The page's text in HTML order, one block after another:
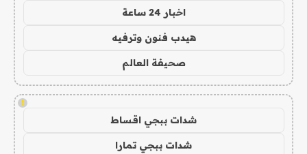
اخبار 24 ساعة
هيدب فنون وترفيه
صحيفة العالم
!
شدات ببجي اقساط
شدات ببجي تمارا